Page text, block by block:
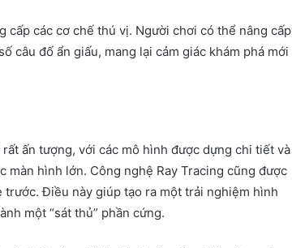
cấp các cơ chế thú vị. Người chơi có thể nâng cấp
câu đố ẩn giấu, mang lại cảm giác khám phá mới
ấn tượng, với các mô hình được dựng chi tiết và
hình lớn. Công nghệ Ray Tracing cũng được
Điều này giúp tạo ra một trải nghiệm hình
một “sát thủ” phần cứng.